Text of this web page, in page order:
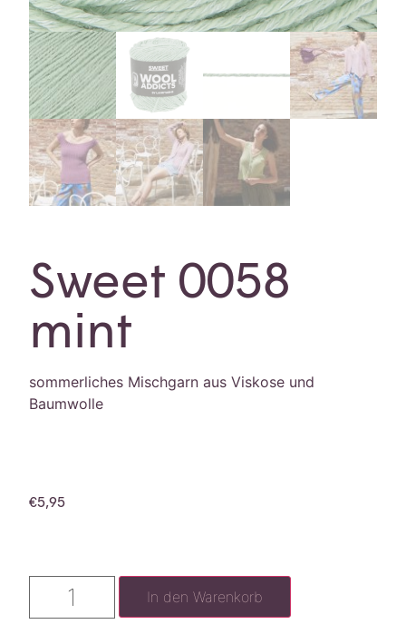
Sweet 0058
mint
sommerliches Mischgarn aus Viskose und
Baumwolle
€5,95
In den Warenkorb